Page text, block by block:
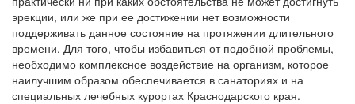
эрекции, или же при ее достижении нет возможности
поддерживать данное состояние на протяжении длительного
времени. Для того, чтобы избавиться от подобной проблемы,
необходимо комплексное воздействие на организм, которое
наилучшим образом обеспечивается в санаториях и на
специальных лечебных курортах Краснодарского края.